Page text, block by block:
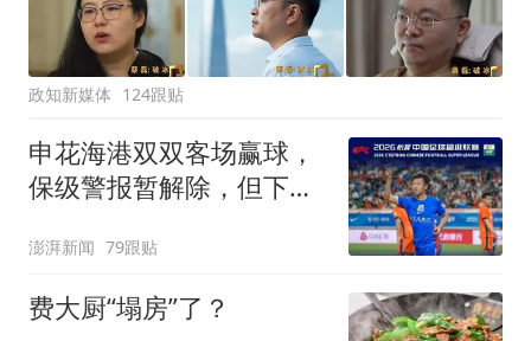
政知新媒体 124跟贴
申花海港双双客场赢球，
保级警报暂解除，但下一
澎湃新闻 79跟贴
费大厨“塌房”了？